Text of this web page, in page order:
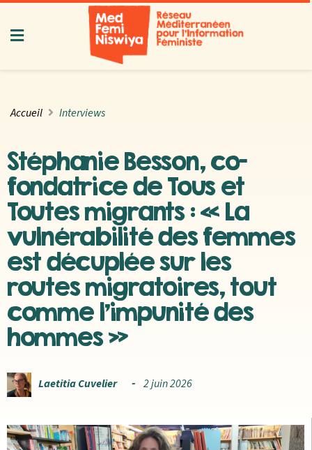
Accueil Interviews
Stéphanie Besson, co-
fondatrice de Tous et
Toutes migrants : « La
vulnérabilité des femmes
est décuplée sur les
routes migratoires, tout
comme l’impunité des
hommes »
Laetitia Cuvelier 2 juin 2026